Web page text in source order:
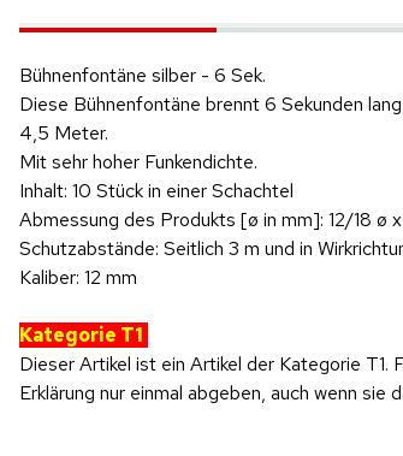
Produktvideo
Hinweis: Beim Abspielen werden Daten an
Bühnenfontäne silber - 6 Sek.
Diese Bühnenfontäne brennt 6 Sekunden
4,5 Meter.
Mit sehr hoher Funkendichte.
Inhalt: 10 Stück in einer Schachtel
Abmessung des Produkts [ø in mm]: 12/18 ø x
Schutzabstände: Seitlich 3 m und in
Kaliber: 12 mm
Kategorie T1
Dieser Artikel ist ein Artikel der Kategorie T1.
Erklärung nur einmal abgeben, auch wenn